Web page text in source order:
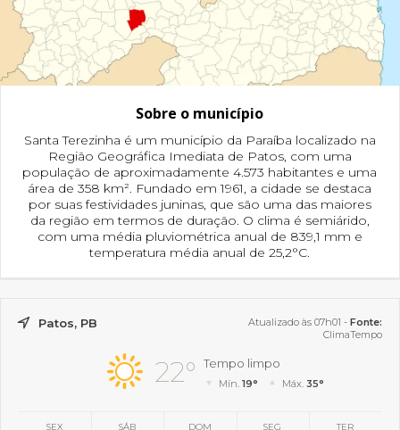
Sobre o município
Santa Terezinha é um município da Paraíba localizado na
Região Geográfica Imediata de Patos, com uma
população de aproximadamente 4.573 habitantes e uma
área de 358 km². Fundado em 1961, a cidade se destaca
por suas festividades juninas, que são uma das maiores
da região em termos de duração. O clima é semiárido,
com uma média pluviométrica anual de 839,1 mm e
temperatura média anual de 25,2°C.
Patos, PB Atualizado às 07h01 - Fonte:
ClimaTempo
22° Tempo limpo
Mín.19° Máx. 35°
SEX SÁB DOM SEG TER